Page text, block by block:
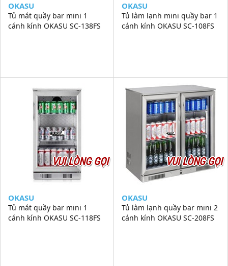
OKASU
Tủ mát quầy bar mini 1
cánh kính OKASU SC-138FS
OKASU
Tủ làm lạnh mini quầy bar 1
cánh kính OKASU SC-108FS
VUI LÒNG GỌI
OKASU
Tủ mát quầy bar mini 1
cánh kính OKASU SC-118FS
VUI LÒNG GỌI
OKASU
Tủ làm lạnh quầy bar mini 2
cánh kính OKASU SC-208FS